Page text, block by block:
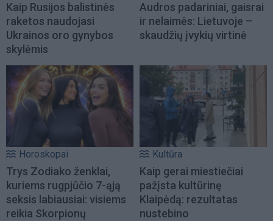
Kaip Rusijos balistinės
raketos naudojasi
Ukrainos oro gynybos
skylėmis
Audros padariniai, gaisrai
ir nelaimės: Lietuvoje –
skaudžių įvykių virtinė
Horoskopai
Trys Zodiako ženklai,
kuriems rugpjūčio 7-ąją
seksis labiausiai: visiems
reikia Skorpionų
Kultūra
Kaip gerai miestiečiai
pažįsta kultūrinę
Klaipėdą: rezultatas
nustebino